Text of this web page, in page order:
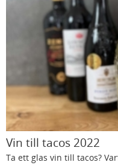
Vin till tacos 2022
Ta ett glas vin till tacos?